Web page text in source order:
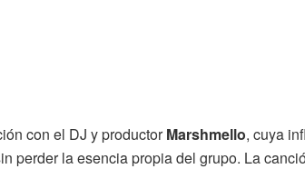
con el DJ y productorMarshmello, cuya
perder la esencia propia del grupo. La